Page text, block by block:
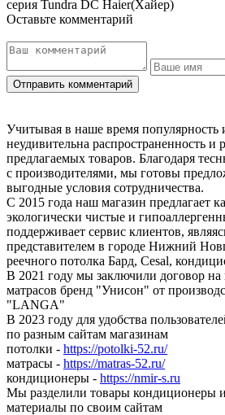
серия Tundra DC Haier(Хайер)
Оставьте комментарий
Учитывая в наше время популярность
неудивительна распространенность и
предлагаемых товаров. Благодаря
с производителями, мы готовы
выгодные условия сотрудничества.
С 2015 года наш магазин предлагает
экологически чистые и
поддерживает сервис клиентов,
представителем в городе Нижний
реечного потолка Бард, Cesal,
В 2021 году мы заключили договор на
матрасов бренд "Унисон" от
"LANGA"
В 2023 году для удобства
по разным сайтам магазинам
потолки - https://potolki-52.ru/
матрасы - https://matras-52.ru/
кондиционеры - https://nmir-s.ru
Мы разделили товары кондиционеры
материалы по своим сайтам